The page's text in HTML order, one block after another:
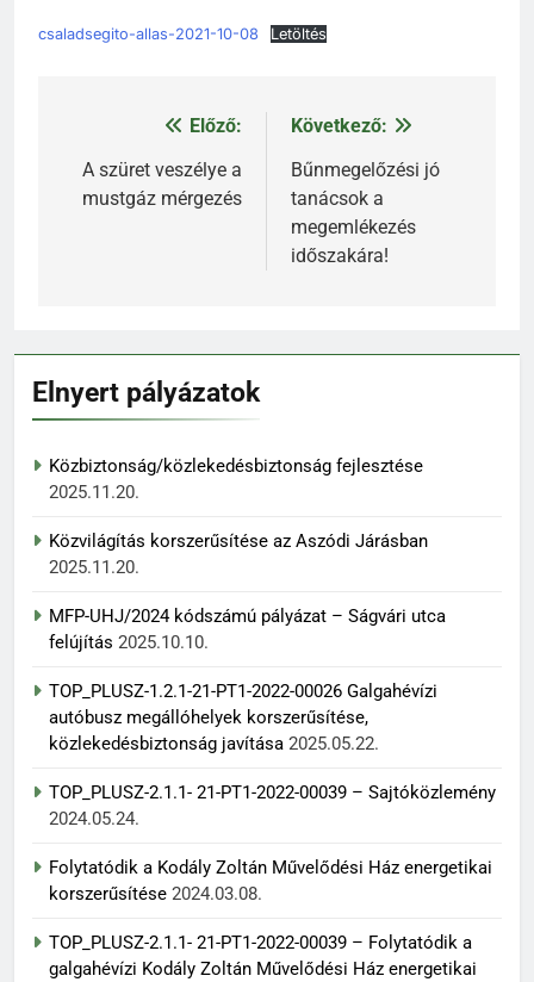
csaladsegito-allas-2021-10-08 Letöltés
Bejegyzés
navigáció
Előző:
A szüret veszélye a
mustgáz mérgezés
Következő:
Bűnmegelőzési jó
tanácsok a
megemlékezés
időszakára!
Elnyert pályázatok
Közbiztonság/közlekedésbiztonság fejlesztése
2025.11.20.
Közvilágítás korszerűsítése az Aszódi Járásban
2025.11.20.
MFP-UHJ/2024 kódszámú pályázat – Ságvári utca
felújítás 2025.10.10.
TOP_PLUSZ-1.2.1-21-PT1-2022-00026 Galgahévízi
autóbusz megállóhelyek korszerűsítése,
közlekedésbiztonság javítása 2025.05.22.
TOP_PLUSZ-2.1.1- 21-PT1-2022-00039 – Sajtóközlemény
2024.05.24.
Folytatódik a Kodály Zoltán Művelődési Ház energetikai
korszerűsítése 2024.03.08.
TOP_PLUSZ-2.1.1- 21-PT1-2022-00039 – Folytatódik a
galgahévízi Kodály Zoltán Művelődési Ház energetikai